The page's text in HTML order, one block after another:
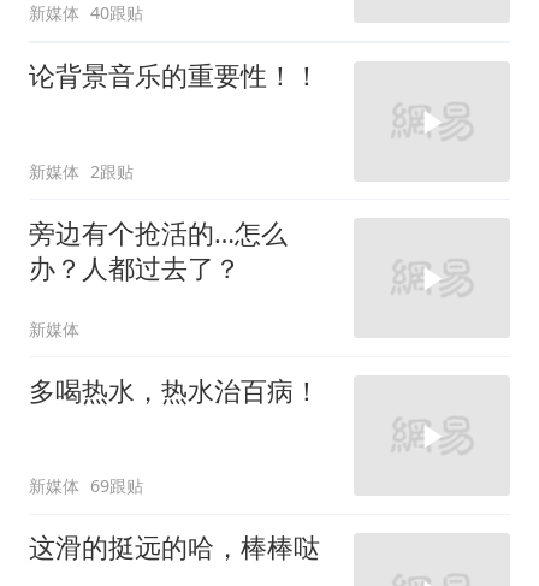
新媒体 40跟贴
论背景音乐的重要性！！
新媒体 2跟贴
旁边有个抢活的…怎么
办？人都过去了？
新媒体
多喝热水，热水治百病！
新媒体 69跟贴
这滑的挺远的哈，棒棒哒